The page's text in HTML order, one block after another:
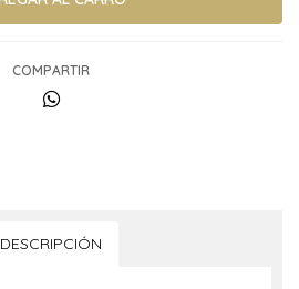
COMPARTIR
DESCRIPCIÓN